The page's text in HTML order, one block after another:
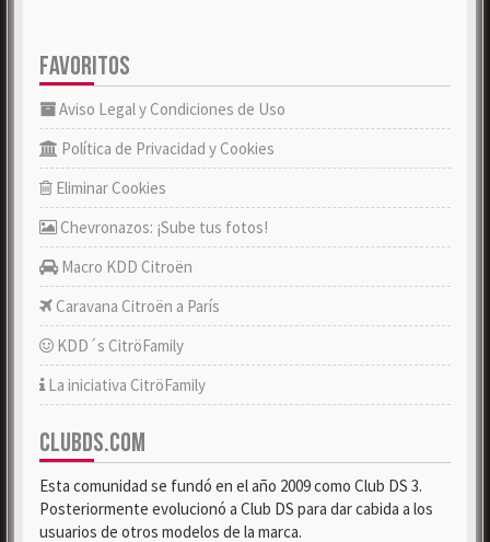
FAVORITOS
Aviso Legal y Condiciones de Uso
Política de Privacidad y Cookies
Eliminar Cookies
Chevronazos: ¡Sube tus fotos!
Macro KDD Citroën
Caravana Citroën a París
KDD´s CitröFamily
La iniciativa CitröFamily
CLUBDS.COM
Esta comunidad se fundó en el año 2009 como Club DS 3.
Posteriormente evolucionó a Club DS para dar cabida a los
usuarios de otros modelos de la marca.